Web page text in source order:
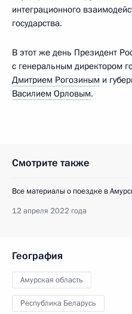
интеграционного
государства.
В этот же день Президент
с генеральным директором
Дмитрием Рогозиным и
Василием Орловым.
Смотрите также
Все материалы о поездке в
12 апреля 2022 года
География
Амурская область
Республика Беларусь